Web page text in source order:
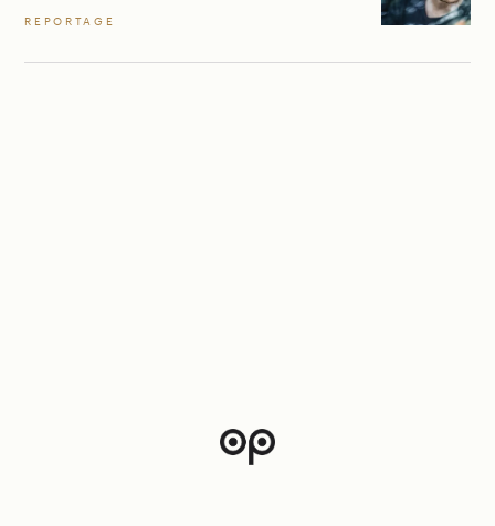
REPORTAGE